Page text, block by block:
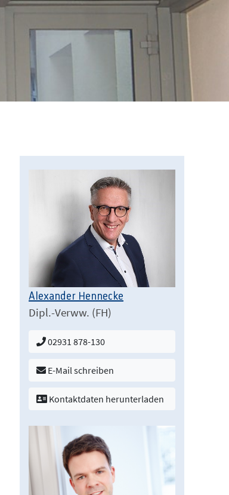
Alexander Hennecke
Dipl.-Verww. (FH)
02931 878-130
E-Mail schreiben
Kontaktdaten herunterladen